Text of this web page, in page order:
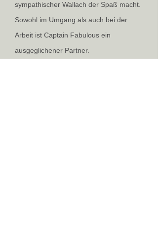
sympathischer Wallach der Spaß macht.
Sowohl im Umgang als auch bei der
Arbeit ist Captain Fabulous ein
ausgeglichener Partner.